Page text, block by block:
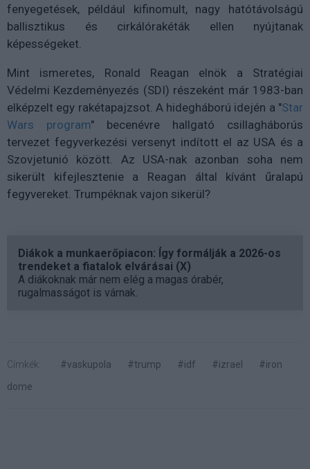
fenyegetések, például kifinomult, nagy hatótávolságú
ballisztikus és cirkálórakéták ellen nyújtanak
képességeket.
Mint ismeretes, Ronald Reagan elnök a Stratégiai
Védelmi Kezdeményezés (SDI) részeként már 1983-ban
elképzelt egy rakétapajzsot. A hidegháború idején a "Star
Wars program" becenévre hallgató csillagháborús
tervezet fegyverkezési versenyt indított el az USA és a
Szovjetunió között. Az USA-nak azonban soha nem
sikerült kifejlesztenie a Reagan által kívánt űralapú
fegyvereket. Trumpéknak vajon sikerül?
Diákok a munkaerőpiacon: Így formálják a 2026-os
trendeket a fiatalok elvárásai (X)
A diákoknak már nem elég a magas órabér,
rugalmasságot is várnak.
Címkék: #vaskupola #trump #idf #izrael
#iron
dome